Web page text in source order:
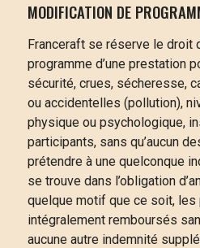
MODIFICATION DE
Franceraft se réserve le droit
programme d’une prestation
sécurité, crues, sécheresse,
ou accidentelles (pollution),
physique ou psychologique,
participants, sans qu’aucun
prétendre à une quelconque
se trouve dans l’obligation
quelque motif que ce soit,
intégralement remboursés
aucune autre indemnité